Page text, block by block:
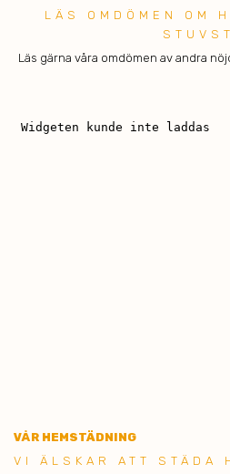
LÄS OMDÖMEN OM
Läs gärna våra omdömen av andra
VÅR HEMSTÄDNING
VI ÄLSK AR ATT STÄDA